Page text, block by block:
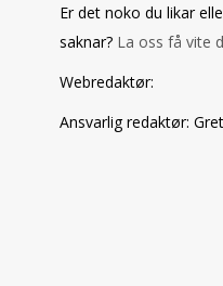
Er det noko du likar
saknar? La oss få vite
Webredaktør:
Ansvarlig redaktør: